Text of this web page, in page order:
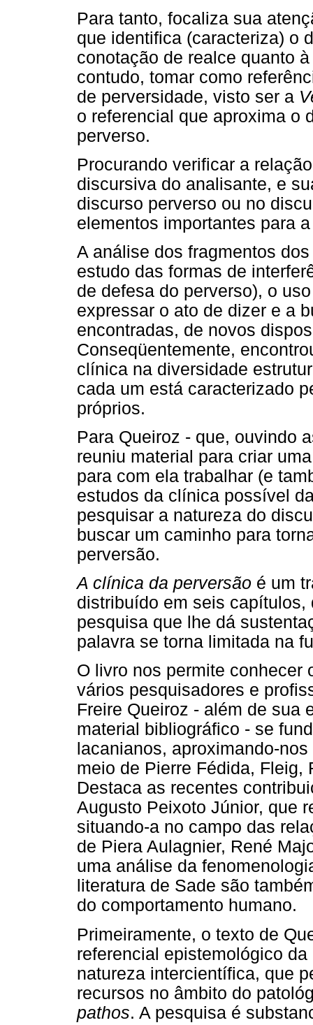
Para tanto, focaliza sua
que identifica (caracteriza) o
conotação de realce quanto
contudo, tomar como
de perversidade, visto ser a
o referencial que aproxima o
perverso.
Procurando verificar a
discursiva do analisante, e
discurso perverso ou no
elementos importantes para
A análise dos fragmentos
estudo das formas de
de defesa do perverso), o
expressar o ato de dizer e a
encontradas, de novos
Conseqüentemente,
clínica na diversidade
cada um está caracterizado
próprios.
Para Queiroz - que, ouvindo
reuniu material para criar
para com ela trabalhar (e
estudos da clínica possível
pesquisar a natureza do
buscar um caminho para
perversão.
A clínica da perversão é um
distribuído em seis
pesquisa que lhe dá
palavra se torna limitada na
O livro nos permite conhecer
vários pesquisadores e
Freire Queiroz - além de sua
material bibliográfico - se
lacanianos, aproximando-
meio de Pierre Fédida, Fleig,
Destaca as recentes
Augusto Peixoto Júnior, que
situando-a no campo das
de Piera Aulagnier, René
uma análise da
literatura de Sade são
do comportamento humano.
Primeiramente, o texto de
referencial epistemológico
natureza intercientífica, que
recursos no âmbito do
pathos. A pesquisa é